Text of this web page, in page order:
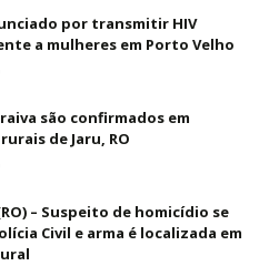
por transmitir HIV
a mulheres em Porto Velho
são confirmados em
de Jaru, RO
– Suspeito de homicídio se
Civil e arma é localizada em